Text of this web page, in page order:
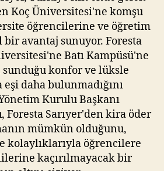
Koç Üniversitesi'ne komşu
öğrencilerine ve öğretim
avantaj sunuyor. Foresta
Batı Kampüsü'ne
konfor ve lüksle
daha bulunmadığını
Kurulu Başkanı
Foresta Sarıyer'den kira öder
mümkün olduğunu,
kolaylıklarıyla öğrencilere
kaçırılmayacak bir